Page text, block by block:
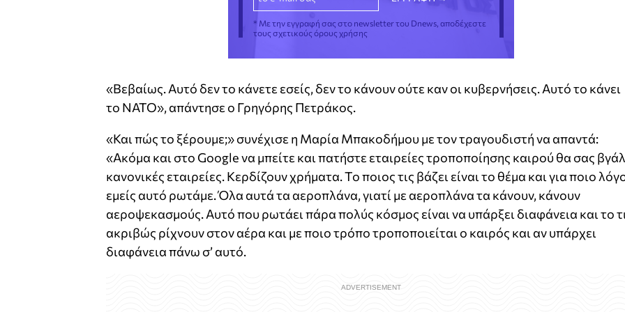
* Με την εγγραφή σας στο newsletter του Dnews, αποδέχεστε
τους σχετικούς όρους χρήσης
«Βεβαίως. Αυτό δεν το κάνετε εσείς, δεν το κάνουν ούτε καν οι κυβερνήσεις. Αυτό το κάνει
το ΝΑΤΟ», απάντησε ο Γρηγόρης Πετράκος.
«Και πώς το ξέρουμε;» συνέχισε η Μαρία Μπακοδήμου με τον τραγουδιστή να απαντά:
«Ακόμα και στο Google να μπείτε και πατήστε εταιρείες τροποποίησης καιρού θα σας
κανονικές εταιρείες. Κερδίζουν χρήματα. Το ποιος τις βάζει είναι το θέμα και για ποιο
εμείς αυτό ρωτάμε. Όλα αυτά τα αεροπλάνα, γιατί με αεροπλάνα τα κάνουν, κάνουν
αεροψεκασμούς. Αυτό που ρωτάει πάρα πολύς κόσμος είναι να υπάρξει διαφάνεια και το
ακριβώς ρίχνουν στον αέρα και με ποιο τρόπο τροποποιείται ο καιρός και αν υπάρχει
διαφάνεια πάνω σ’ αυτό.